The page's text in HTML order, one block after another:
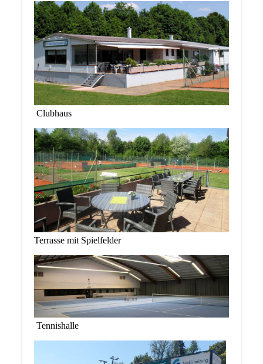
Clubhaus
Terrasse mit Spielfelder
Tennishalle